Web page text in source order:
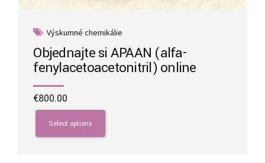
Výskumné chemikálie
Objednajte si APAAN (alfa-
fenylacetoacetonitril) online
€800.00
Select options
This
product
has